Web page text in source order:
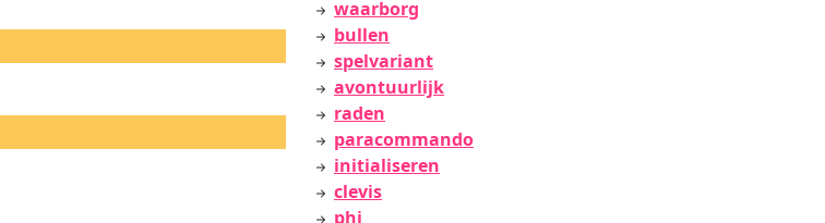
waarborg
bullen
spelvariant
avontuurlijk
raden
paracommando
initialiseren
clevis
phi